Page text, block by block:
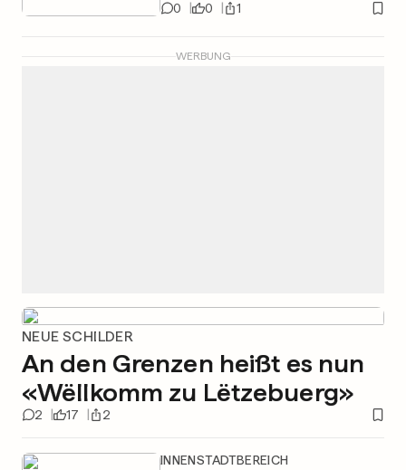
0 0 1
WERBUNG
NEUE SCHILDER
An den Grenzen heißt es nun
«Wëllkomm zu Lëtzebuerg»
2 17 2
INNENSTADTBEREICH